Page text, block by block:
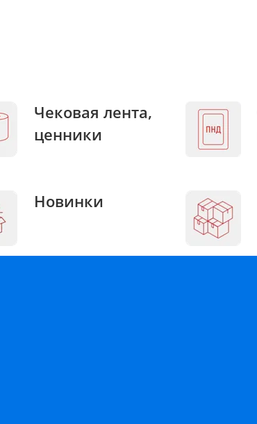
Чековая лента,
ценники
Новинки